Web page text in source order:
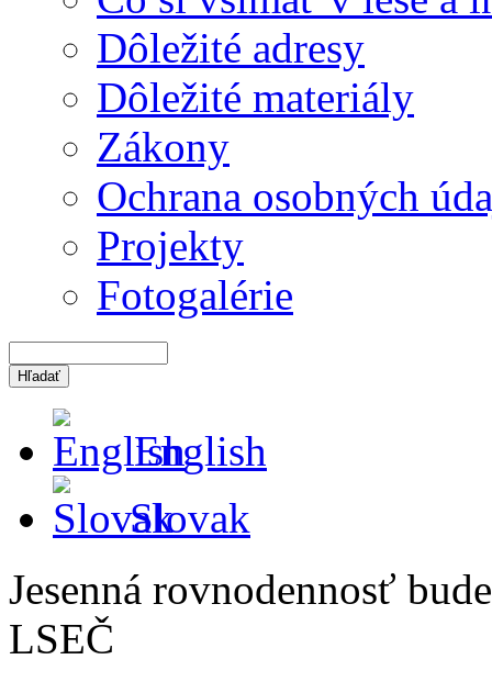
Dôležité adresy
Dôležité materiály
Zákony
Ochrana osobných
Projekty
Fotogalérie
English
Slovak
Jesenná rovnodennosť
LSEČ